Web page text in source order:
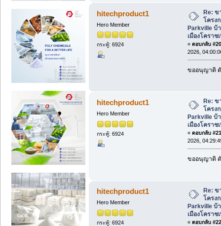
hitechproduct1
Hero Member
กระทู้: 6924
Re: ข
โครง
Parkville บ้
เมืองโคราช
« ตอบกลับ
2026,
ขออนุญาติ
hitechproduct1
Hero Member
กระทู้: 6924
Re: ข
โครง
Parkville บ้
เมืองโคราช
« ตอบกลับ
2026,
ขออนุญาติ
hitechproduct1
Hero Member
กระทู้: 6924
Re: ข
โครง
Parkville บ้
เมืองโคราช
« ตอบกลับ